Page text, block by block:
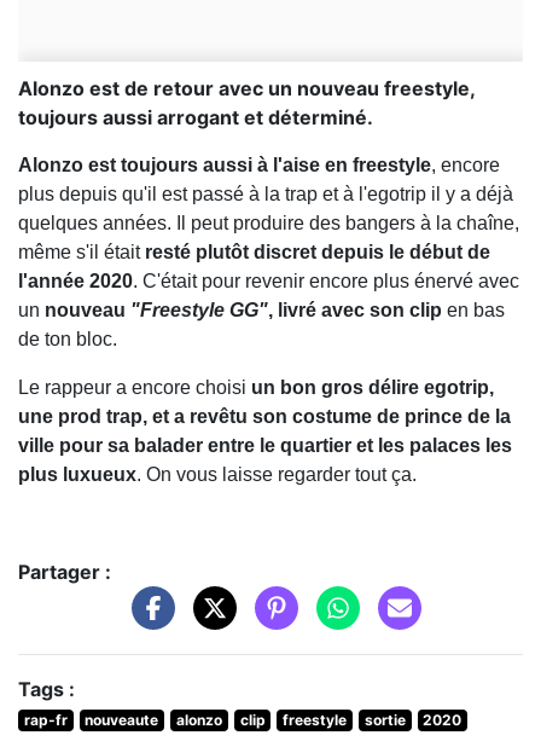
Alonzo est de retour avec un nouveau freestyle,
toujours aussi arrogant et déterminé.
Alonzo est toujours aussi à l'aise en freestyle, encore
plus depuis qu'il est passé à la trap et à l'egotrip il y a déjà
quelques années. Il peut produire des bangers à la chaîne,
même s'il était resté plutôt discret depuis le début de
l'année 2020. C'était pour revenir encore plus énervé avec
un nouveau "Freestyle GG", livré avec son clip en bas
de ton bloc.
Le rappeur a encore choisi un bon gros délire egotrip,
une prod trap, et a revêtu son costume de prince de la
ville pour sa balader entre le quartier et les palaces les
plus luxueux. On vous laisse regarder tout ça.
Partager :
Tags :
rap-fr nouveaute alonzo clip freestyle sortie 2020